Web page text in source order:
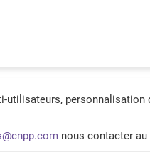
utilisateurs,
nous contacter au